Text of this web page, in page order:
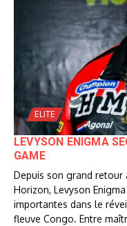
ELITE
LEVYSON ENIGMA
GAME
Depuis son grand retour
Horizon, Levyson
importantes dans le
fleuve Congo. Entre